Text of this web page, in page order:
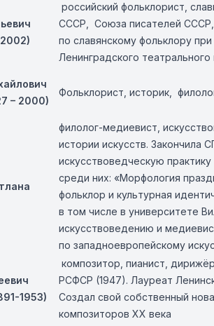
2002)
российский фольклорист,
СССР , Союза писателей
по славянскому фольклору
Ленинградского
– 2000)
Фольклорист, историк,
филолог-медиевист,
истории искусств. Закончила
искусствоведческую
среди них: «Морфология
фольклор и культурная
в том числе в университете
искусствоведению и
по западноевропейскому
1953)
композитор, пианист,
РСФСР (1947). Лауреат
Создал свой собственный
композиторов XX века